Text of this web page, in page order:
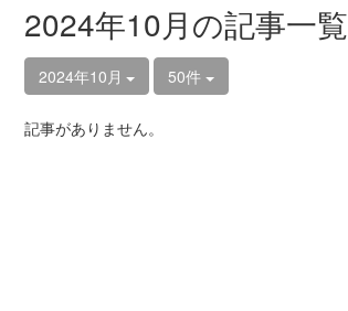
2024年10月の記事一覧
2024年10月 50件
記事がありません。